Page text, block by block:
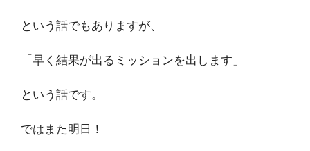
という話でもありますが、
「早く結果が出るミッションを出します」
という話です。
ではまた明日！